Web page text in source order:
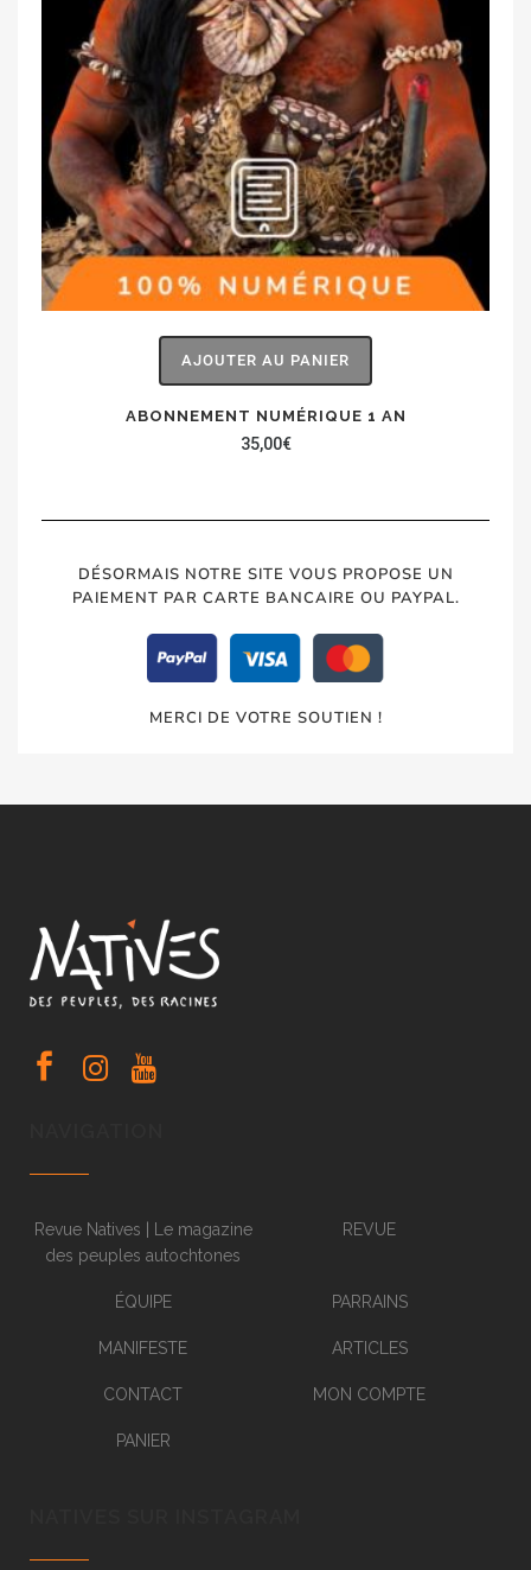
AJOUTER AU PANIER
ABONNEMENT NUMÉRIQUE 1 AN
35,00€
DÉSORMAIS NOTRE SITE VOUS PROPOSE UN
PAIEMENT PAR CARTE BANCAIRE OU PAYPAL.
MERCI DE VOTRE SOUTIEN !
Revue Natives | Le magazine
des peuples autochtones
REVUE
ÉQUIPE PARRAINS
MANIFESTE ARTICLES
CONTACT MON COMPTE
PANIER